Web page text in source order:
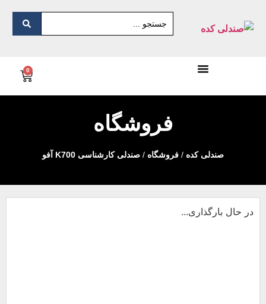
0
فروشگاه
صندلی کده/ فروشگاه/ صندلی کارشناسی K700 آفو
در حال بارگذاری...